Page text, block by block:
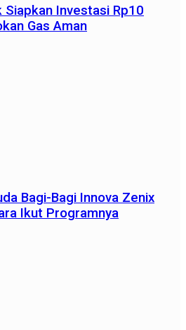
Investasi Rp10
Gas Aman
Bagi-Bagi Innova Zenix
Ikut Programnya